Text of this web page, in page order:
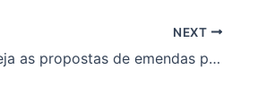
NEXT
Veja as propostas de emendas parlamentares para a MP 1286/2024